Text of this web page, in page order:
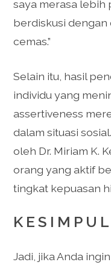
saya merasa lebih
berdiskusi dengan
cemas.”
Selain itu, hasil
individu yang
assertiveness
dalam situasi
oleh Dr. Miriam K.
orang yang aktif
tingkat kepuasan
Jadi, jika Anda